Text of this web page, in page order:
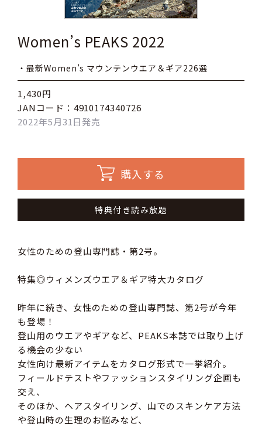
Women’s PEAKS 2022
・最新Women’s マウンテンウエア＆ギア226選
1,430円
JANコード：4910174340726
2022年5月31日発売
購入する
特典付き読み放題
女性のための登山専門誌・第2号。
特集◎ウィメンズウエア＆ギア特大カタログ
昨年に続き、女性のための登山専門誌、第2号が今年
も登場！
登山用のウエアやギアなど、PEAKS本誌では取り上げ
る機会の少ない
女性向け最新アイテムをカタログ形式で一挙紹介。
フィールドテストやファッションスタイリング企画も
交え、
そのほか、ヘアスタイリング、山でのスキンケア方法
や登山時の生理のお悩みなど、